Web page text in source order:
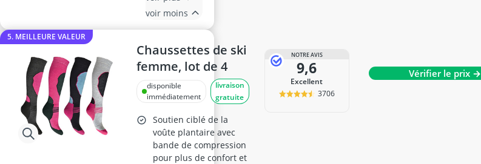
voir moins
5. MEILLEURE VALEUR
Chaussettes de ski
femme, lot de 4
disponible
immédiatement
livraison
gratuite
Soutien ciblé de la
voûte plantaire avec
bande de compression
pour plus de confort et
NOTRE AVIS
9,6
Excellent
3706
Vérifier le prix →